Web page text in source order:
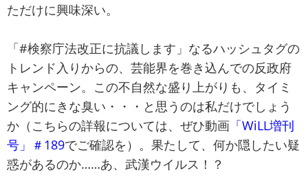
ただけに興味深い。
「#検察庁法改正に抗議します」なるハッシュタグの
トレンド入りからの、芸能界を巻き込んでの反政府
キャンペーン。この不自然な盛り上がりも、タイミ
ング的にきな臭い・・・と思うのは私だけでしょう
か（こちらの詳報については、ぜひ動画 「WiLL増刊
号」＃189でご確認を）。果たして、何か隠したい疑
惑があるのか……あ、武漢ウイルス！？